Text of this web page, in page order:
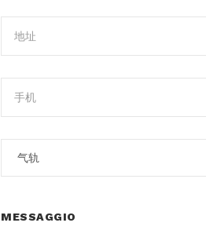
MESSAGGIO